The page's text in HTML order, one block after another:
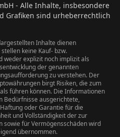
- Alle Inhalte, insbesondere
Grafiken sind urheberrechtlich
Inhalte dienen
keine Kauf- bzw.
weder explizit noch implizit als
der genannten
zu verstehen. Der
birgt Risiken, die zum
führen können. Die Informationen
Bedürfnisse ausgerichtete,
oder Garantie für die
und Vollständigkeit der zur
für Vermögensschäden wird
übernommen.